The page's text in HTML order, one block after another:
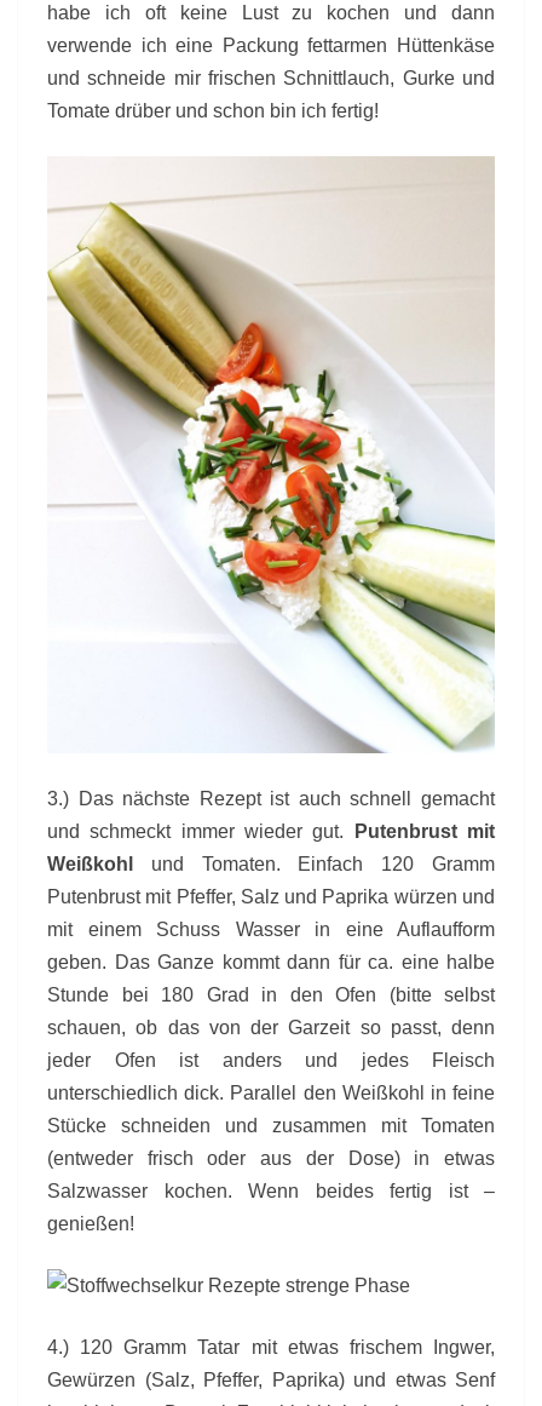
habe ich oft keine Lust zu kochen und dann
verwende ich eine Packung fettarmen Hüttenkäse
und schneide mir frischen Schnittlauch, Gurke und
Tomate drüber und schon bin ich fertig!
3.) Das nächste Rezept ist auch schnell gemacht
und schmeckt immer wieder gut.
Putenbrust mit
Weißkohl
und Tomaten. Einfach 120 Gramm
Putenbrust mit Pfeffer, Salz und Paprika würzen und
mit einem Schuss Wasser in eine Auflaufform
geben. Das Ganze kommt dann für ca. eine halbe
Stunde bei 180 Grad in den Ofen (bitte selbst
schauen, ob das von der Garzeit so passt, denn
jeder Ofen ist anders und jedes Fleisch
unterschiedlich dick. Parallel den Weißkohl in feine
Stücke schneiden und zusammen mit Tomaten
(entweder frisch oder aus der Dose) in etwas
Salzwasser kochen. Wenn beides fertig ist –
genießen!
4.) 120 Gramm Tatar mit etwas frischem Ingwer,
Gewürzen (Salz, Pfeffer, Paprika) und etwas Senf